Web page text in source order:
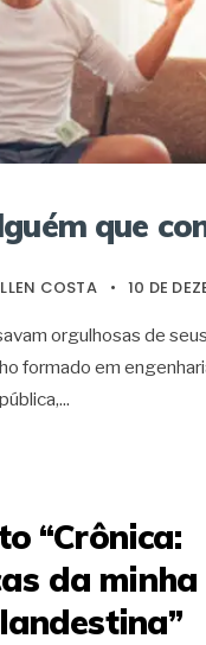
que
COSTA • 10 DE
orgulhosas de
formado em
...
“Crônica:
da minha